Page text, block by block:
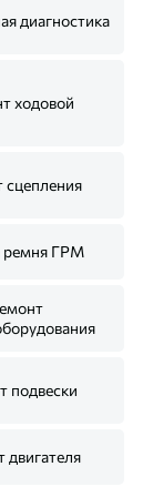
диагностика
ходовой
сцепления
ремня ГРМ
подвески
двигателя